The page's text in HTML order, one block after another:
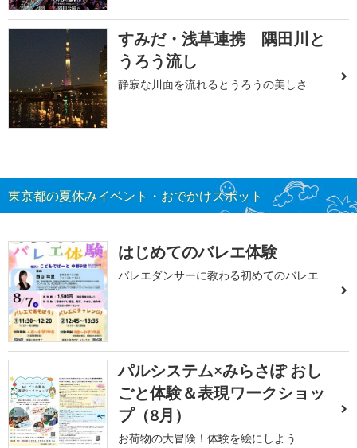
すみだ・浅草連携 隅田川と
うろう流し
静寂な川面を流れるとうろうの美しさ
東京都の夏休みイベント・おでかけスポット
はじめてのバレエ体験
バレエダンサーに教わる初めてのバレエ
パルシステム×みらさぽ おし
ごと体験＆表現ワークショッ
プ（8月）
お荷物の大冒険！体験を絵にしよう